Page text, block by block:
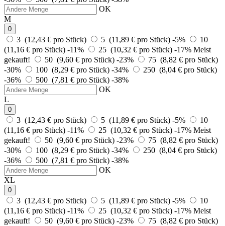
OK
M
0
3 (12,43 € pro Stück) 5 (11,89 € pro Stück) -5%
10
(11,16 € pro Stück) -11% 25 (10,32 € pro Stück) -17% Meist
gekauft!
50 (9,60 € pro Stück) -23%
75 (8,82 € pro Stück)
-30%
100 (8,29 € pro Stück) -34%
250 (8,04 € pro Stück)
-36%
500 (7,81 € pro Stück) -38%
OK
L
0
3 (12,43 € pro Stück) 5 (11,89 € pro Stück) -5%
10
(11,16 € pro Stück) -11% 25 (10,32 € pro Stück) -17% Meist
gekauft!
50 (9,60 € pro Stück) -23%
75 (8,82 € pro Stück)
-30%
100 (8,29 € pro Stück) -34%
250 (8,04 € pro Stück)
-36%
500 (7,81 € pro Stück) -38%
OK
XL
0
3 (12,43 € pro Stück) 5 (11,89 € pro Stück) -5%
10
(11,16 € pro Stück) -11% 25 (10,32 € pro Stück) -17% Meist
gekauft!
50 (9,60 € pro Stück) -23%
75 (8,82 € pro Stück)